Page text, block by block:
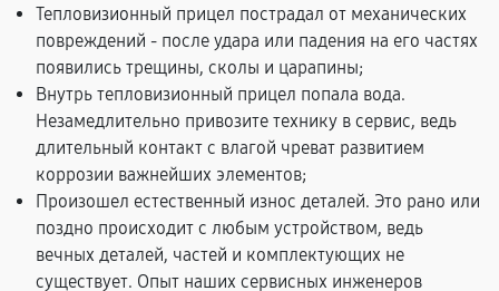
Тепловизионный прицел пострадал от механических
повреждений - после удара или падения на его частях
появились трещины, сколы и царапины;
Внутрь тепловизионный прицел попала вода.
Незамедлительно привозите технику в сервис, ведь
длительный контакт с влагой чреват развитием
коррозии важнейших элементов;
Произошел естественный износ деталей. Это рано или
поздно происходит с любым устройством, ведь
вечных деталей, частей и комплектующих не
существует. Опыт наших сервисных инженеров